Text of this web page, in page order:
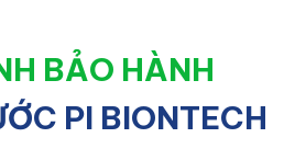
BẢO HÀNH
PI BIONTECH